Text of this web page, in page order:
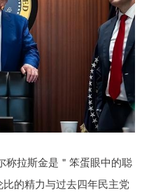
称拉斯金是＂笨蛋眼中的聪
的精力与过去四年民主党